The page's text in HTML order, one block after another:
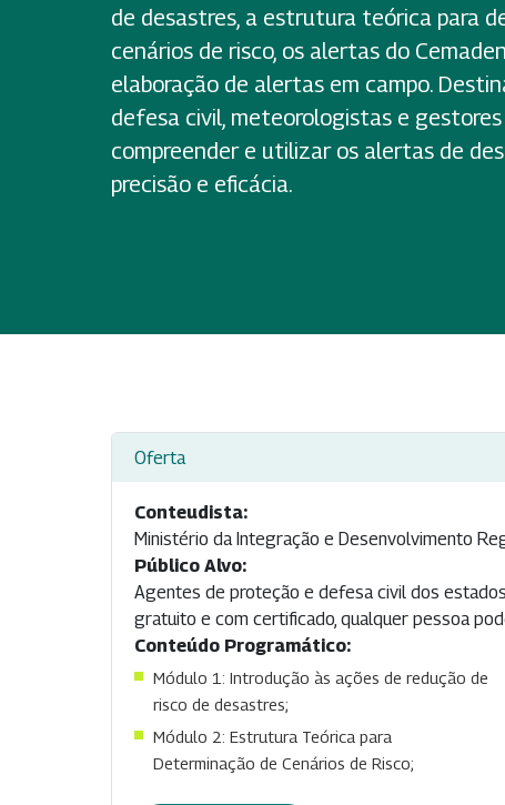
de desastres, a estrutura teórica para
cenários de risco, os alertas do
elaboração de alertas em campo.
defesa civil, meteorologistas e gestores
compreender e utilizar os alertas de
precisão e eficácia.
Oferta
Conteudista:
Ministério da Integração e Desenvolvimento
Público Alvo:
Agentes de proteção e defesa civil dos
gratuito e com certificado, qualquer pessoa
Conteúdo Programático:
Módulo 1: Introdução às ações de redução de
risco de desastres;
Módulo 2: Estrutura Teórica para
Determinação de Cenários de Risco;